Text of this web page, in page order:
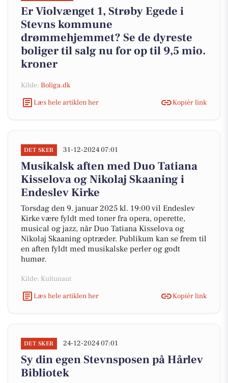
Er Violvænget 1, Strøby Egede i
Stevns kommune
drømmehjemmet? Se de dyreste
boliger til salg nu for op til 9,5 mio.
kroner
Kilde: Boliga.dk
Læs hele artiklen her
Kopiér link
DET SKER 31-12-2024 07:01
Musikalsk aften med Duo Tatiana
Kisselova og Nikolaj Skaaning i
Endeslev Kirke
Torsdag den 9. januar 2025 kl. 19:00 vil Endeslev
Kirke være fyldt med toner fra opera, operette,
musical og jazz, når Duo Tatiana Kisselova og
Nikolaj Skaaning optræder. Publikum kan se frem til
en aften fyldt med musikalske perler og godt
humør.
Kilde: Kultunaut
Læs hele artiklen her
Kopiér link
DET SKER 24-12-2024 07:01
Sy din egen Stevnsposen på Hårlev
Bibliotek